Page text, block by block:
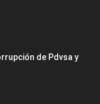
de Pdvsa y